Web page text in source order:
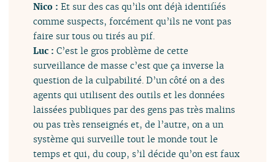
Nico :Et sur des cas qu’ils ont déjà identifiés
comme suspects, forcément qu’ils ne vont pas
faire sur tous ou tirés au pif.
Luc :C’est le gros problème de cette
surveillance de masse c’est que ça inverse la
question de la culpabilité. D’un côté on a des
agents qui utilisent des outils et les données
laissées publiques par des gens pas très malins
ou pas très renseignés et, de l’autre, on a un
système qui surveille tout le monde tout le
temps et qui, du coup, s’il décide qu’on est faux